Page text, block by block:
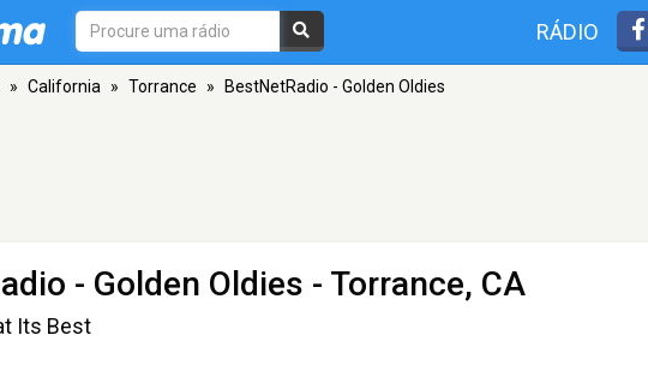
RÁDIO
» California » Torrance » BestNetRadio - Golden Oldies
- Golden Oldies - Torrance, CA
Its Best